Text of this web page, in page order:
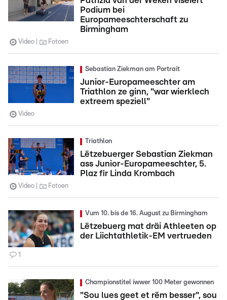
Podium bei
Europameeschterschaft zu
Birmingham
Video Fotoen
Sebastian Ziekman am Portrait
Junior-Europameeschter am
Triathlon ze ginn, "war wierklech
extreem speziell"
Video
Triathlon
Lëtzebuerger Sebastian Ziekman
ass Junior-Europameeschter, 5.
Plaz fir Linda Krombach
Video Fotoen
Vum 10. bis de 16. August zu Birmingham
Lëtzebuerg mat dräi Athleeten op
der Liichtathletik-EM vertrueden
1
Championstitel iwwer 100 Meter gewonnen
"Sou lues geet et rëm besser", sou